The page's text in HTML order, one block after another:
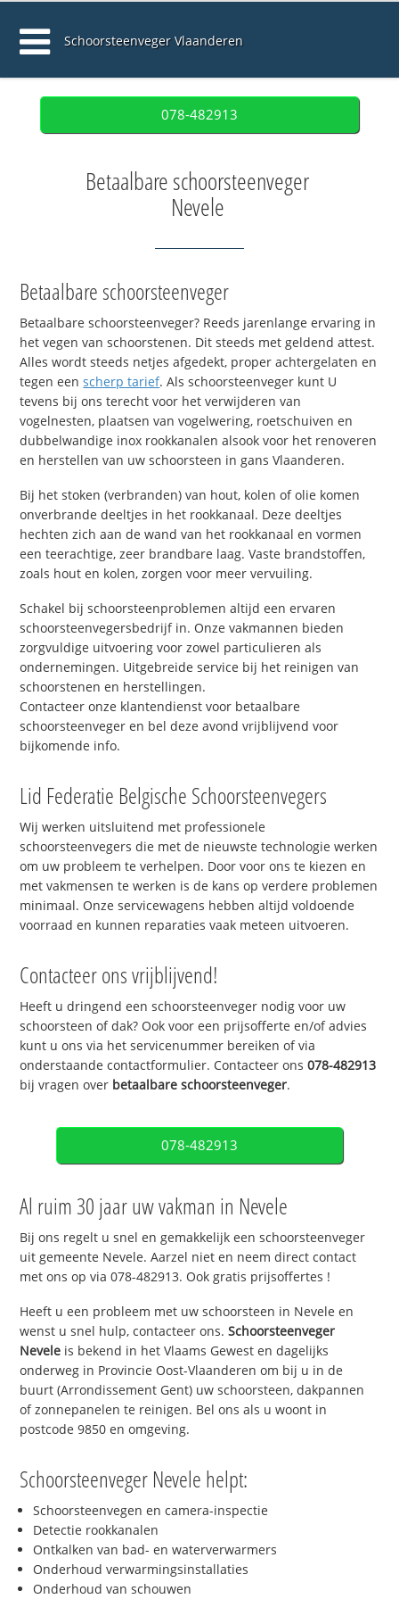
Schoorsteenveger Vlaanderen
078-482913
Betaalbare schoorsteenveger
Nevele
Betaalbare schoorsteenveger
Betaalbare schoorsteenveger? Reeds jarenlange ervaring in
het vegen van schoorstenen. Dit steeds met geldend attest.
Alles wordt steeds netjes afgedekt, proper achtergelaten en
tegen eenscherp tarief. Als schoorsteenveger kunt U
tevens bij ons terecht voor het verwijderen van
vogelnesten, plaatsen van vogelwering, roetschuiven en
dubbelwandige inox rookkanalen alsook voor het renoveren
en herstellen van uw schoorsteen in gans Vlaanderen.
Bij het stoken (verbranden) van hout, kolen of olie komen
onverbrande deeltjes in het rookkanaal. Deze deeltjes
hechten zich aan de wand van het rookkanaal en vormen
een teerachtige, zeer brandbare laag. Vaste brandstoffen,
zoals hout en kolen, zorgen voor meer vervuiling.
Schakel bij schoorsteenproblemen altijd een ervaren
schoorsteenvegersbedrijf in. Onze vakmannen bieden
zorgvuldige uitvoering voor zowel particulieren als
ondernemingen. Uitgebreide service bij het reinigen van
schoorstenen en herstellingen.
Contacteer onze klantendienst voor betaalbare
schoorsteenveger en bel deze avond vrijblijvend voor
bijkomende info.
Lid Federatie Belgische Schoorsteenvegers
Wij werken uitsluitend met professionele
schoorsteenvegers die met de nieuwste technologie werken
om uw probleem te verhelpen. Door voor ons te kiezen en
met vakmensen te werken is de kans op verdere problemen
minimaal. Onze servicewagens hebben altijd voldoende
voorraad en kunnen reparaties vaak meteen uitvoeren.
Contacteer ons vrijblijvend!
Heeft u dringend een schoorsteenveger nodig voor uw
schoorsteen of dak? Ook voor een prijsofferte en/of advies
kunt u ons via het servicenummer bereiken of via
onderstaande contactformulier. Contacteer ons078-482913
bij vragen over betaalbare schoorsteenveger.
078-482913
Al ruim 30 jaar uw vakman in Nevele
Bij ons regelt u snel en gemakkelijk een schoorsteenveger
uit gemeente Nevele. Aarzel niet en neem direct contact
met ons op via 078-482913. Ook gratis prijsoffertes !
Heeft u een probleem met uw schoorsteen in Nevele en
wenst u snel hulp, contacteer ons.Schoorsteenveger
Nevele is bekend in het Vlaams Gewest en dagelijks
onderweg in Provincie Oost-Vlaanderen om bij u in de
buurt (Arrondissement Gent) uw schoorsteen, dakpannen
of zonnepanelen te reinigen. Bel ons als u woont in
postcode 9850 en omgeving.
Schoorsteenveger Nevele helpt:
Schoorsteenvegen en camera-inspectie
Detectie rookkanalen
Ontkalken van bad- en waterverwarmers
Onderhoud verwarmingsinstallaties
Onderhoud van schouwen